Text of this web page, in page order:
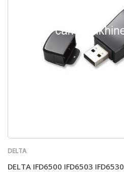
DELTA
DELTA IFD6500 IFD6503 IFD6530